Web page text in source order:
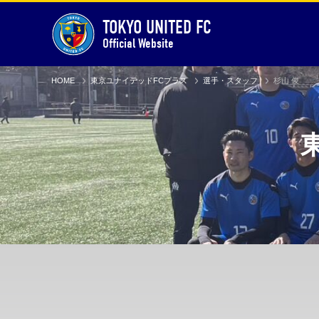
TOKYO UNITED FC
Official Website
HOME 東京ユナイテッドFCプラス 選手・スタッフ 杉山 俊